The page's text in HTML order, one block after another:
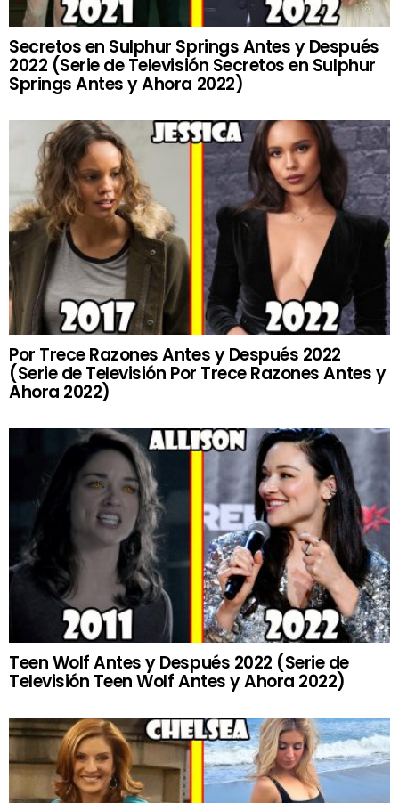
Secretos en Sulphur Springs Antes y Después
2022 (Serie de Televisión Secretos en Sulphur
Springs Antes y Ahora 2022)
Por Trece Razones Antes y Después 2022
(Serie de Televisión Por Trece Razones Antes y
Ahora 2022)
Teen Wolf Antes y Después 2022 (Serie de
Televisión Teen Wolf Antes y Ahora 2022)